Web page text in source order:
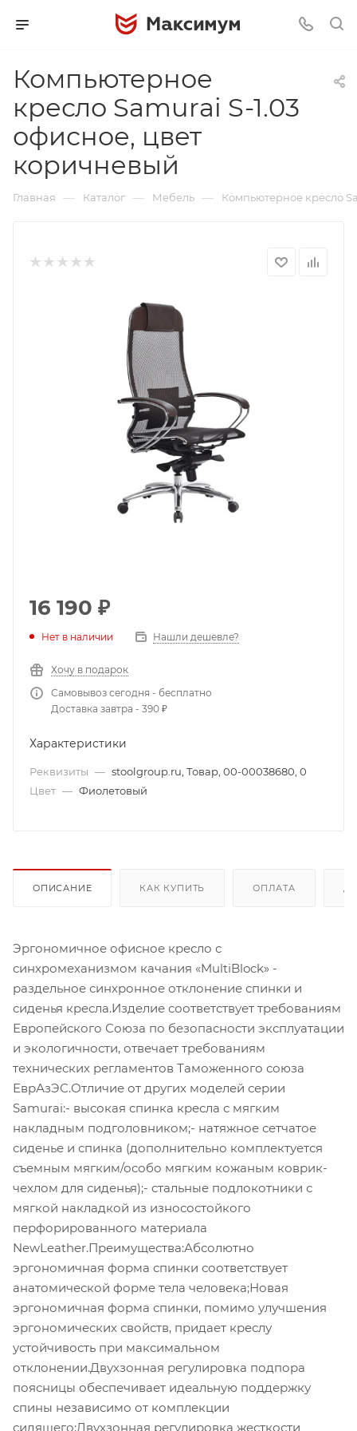
Компьютерное
кресло Samurai S-1.03
офисное, цвет
коричневый
Главная — Каталог — Мебель — Компьютерное кресло
16 190 ₽
Нет в наличии Нашли дешевле?
Хочу в подарок
Самовывоз сегодня - бесплатно
Доставка завтра - 390 ₽
Характеристики
Реквизиты — stoolgroup.ru, Товар, 00-00038680, 0
Цвет — Фиолетовый
ОПИСАНИЕ КАК КУПИТЬ ОПЛАТА
Эргономичное офисное кресло с
синхромеханизмом качания «MultiBlock» -
раздельное синхронное отклонение спинки и
сиденья кресла.Изделие соответствует требованиям
Европейского Союза по безопасности эксплуатации
и экологичности, отвечает требованиям
технических регламентов Таможенного союза
ЕврАзЭС.Отличие от других моделей серии
Samurai:- высокая спинка кресла с мягким
накладным подголовником;- натяжное сетчатое
сиденье и спинка (дополнительно комплектуется
съемным мягким/особо мягким кожаным коврик-
чехлом для сиденья);- стальные подлокотники с
мягкой накладкой из износостойкого
перфорированного материала
NewLeather.Преимущества:Абсолютно
эргономичная форма спинки соответствует
анатомической форме тела человека;Новая
эргономичная форма спинки, помимо улучшения
эргономических свойств, придает креслу
устойчивость при максимальном
отклонении.Двухзонная регулировка подпора
поясницы обеспечивает идеальную поддержку
спины независимо от комплекции
сидящего;Двухзонная регулировка жесткости